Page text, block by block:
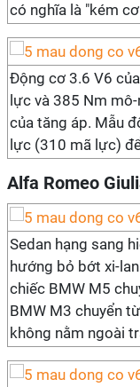
có nghĩa là "kém
Động cơ 3.6 V6
lực và 385 Nm
của tăng áp. Mẫu
lực (310 mã lực)
Alfa Romeo
Sedan hạng sang
hướng bỏ bớt xi-
chiếc BMW M5
BMW M3 chuyển
không nằm ngoài